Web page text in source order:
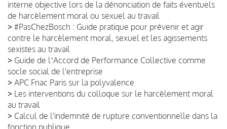
interne objective lors de la dénonciation de faits éventuels
de harcèlement moral ou sexuel au travail
> #PasChezBosch : Guide pratique pour prévenir et agir
contre le harcèlement moral, sexuel et les agissements
sexistes au travail
> Guide de lʼAccord de Performance Collective comme
socle social de l'entreprise
> APC Fnac Paris sur la polyvalence
> Les interventions du colloque sur le harcèlement moral
au travail
> Calcul de l'indemnité de rupture conventionnelle dans la
fonction publique